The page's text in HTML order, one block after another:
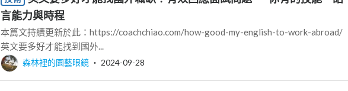
言能力與時程
本篇文持續更新於此：https://coachchiao.com/how-good-my-english-to-work-abroad/
英文要多好才能找到國外...
森林裡的園藝眼鏡 ‧ 2024-09-28